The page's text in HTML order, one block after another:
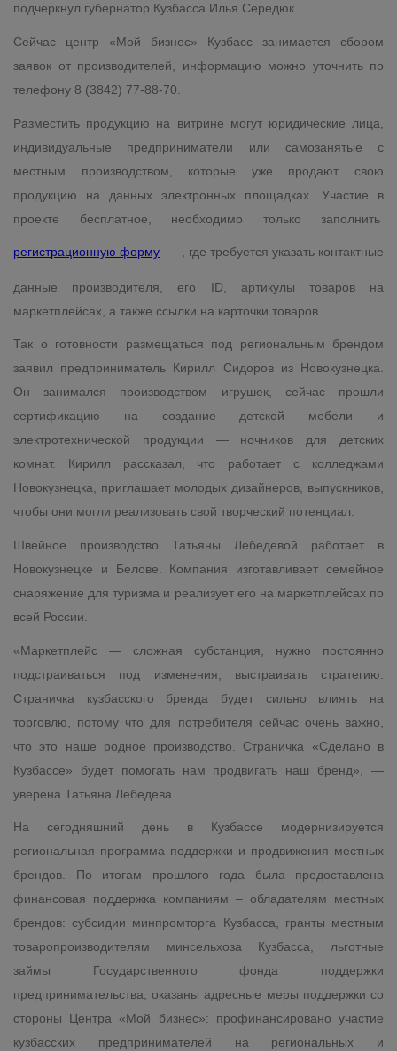
подчеркнул губернатор Кузбасса Илья Середюк.
Сейчас центр «Мой бизнес» Кузбасс занимается сбором
заявок от производителей, информацию можно уточнить по
телефону 8 (3842) 77-88-70.
Разместить продукцию на витрине могут юридические лица,
индивидуальные предприниматели или самозанятые с
местным производством, которые уже продают свою
продукцию на данных электронных площадках. Участие в
проекте бесплатное, необходимо только заполнить
регистрационную форму , где требуется указать контактные
данные производителя, его ID, артикулы товаров на
маркетплейсах, а также ссылки на карточки товаров.
Так о готовности размещаться под региональным брендом
заявил предприниматель Кирилл Сидоров из Новокузнецка.
Он занимался производством игрушек, сейчас прошли
сертификацию на создание детской мебели и
электротехнической продукции — ночников для детских
комнат. Кирилл рассказал, что работает с колледжами
Новокузнецка, приглашает молодых дизайнеров, выпускников,
чтобы они могли реализовать свой творческий потенциал.
Швейное производство Татьяны Лебедевой работает в
Новокузнецке и Белове. Компания изготавливает семейное
снаряжение для туризма и реализует его на маркетплейсах по
всей России.
«Маркетплейс — сложная субстанция, нужно постоянно
подстраиваться под изменения, выстраивать стратегию.
Страничка кузбасского бренда будет сильно влиять на
торговлю, потому что для потребителя сейчас очень важно,
что это наше родное производство. Страничка «Сделано в
Кузбассе» будет помогать нам продвигать наш бренд», —
уверена Татьяна Лебедева.
На сегодняшний день в Кузбассе модернизируется
региональная программа поддержки и продвижения местных
брендов. По итогам прошлого года была предоставлена
финансовая поддержка компаниям – обладателям местных
брендов: субсидии минпромторга Кузбасса, гранты местным
товаропроизводителям минсельхоза Кузбасса, льготные
займы Государственного фонда поддержки
предпринимательства; оказаны адресные меры поддержки со
стороны Центра «Мой бизнес»: профинансировано участие
кузбасских предпринимателей на региональных и